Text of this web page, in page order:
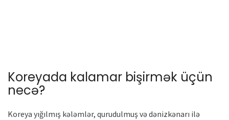
Koreyada kalamar bişirmək üçün
necə?
Koreya yığılmış kələmlər, qurudulmuş və dənizkənarı ilə